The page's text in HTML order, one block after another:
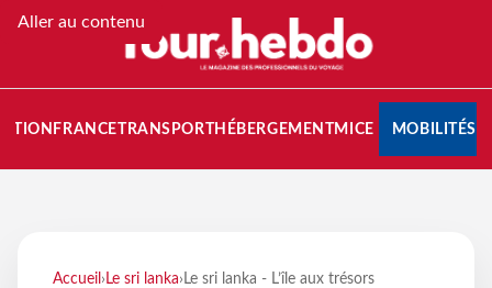
Aller au contenu
FRANCETRANSPORT HÉBERGEMENTMICE MOBILITÉS
Accueil › Le sri lanka› Le sri lanka - L’île aux trésors